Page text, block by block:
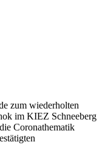
zum wiederholten
im KIEZ Schneeberg
Coronathematik